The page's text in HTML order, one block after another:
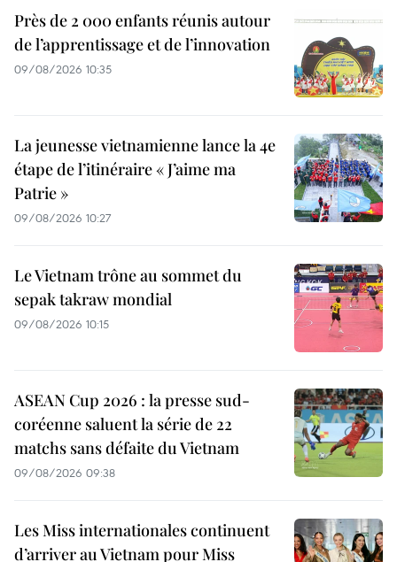
Près de 2 000 enfants réunis autour
de l’apprentissage et de l’innovation
09/08/2026 10:35
La jeunesse vietnamienne lance la 4e
étape de l’itinéraire « J’aime ma
Patrie »
09/08/2026 10:27
Le Vietnam trône au sommet du
sepak takraw mondial
09/08/2026 10:15
ASEAN Cup 2026 : la presse sud-
coréenne saluent la série de 22
matchs sans défaite du Vietnam
09/08/2026 09:38
Les Miss internationales continuent
d’arriver au Vietnam pour Miss